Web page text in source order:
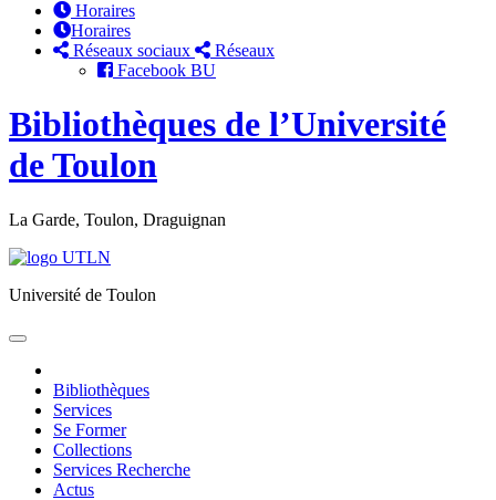
Horaires
Horaires
Réseaux sociaux
Réseaux
Facebook BU
Bibliothèques de l’Université
de Toulon
La Garde, Toulon, Draguignan
Université de Toulon
Toggle
Bibliothèques
Services
Se Former
Collections
Services Recherche
Actus